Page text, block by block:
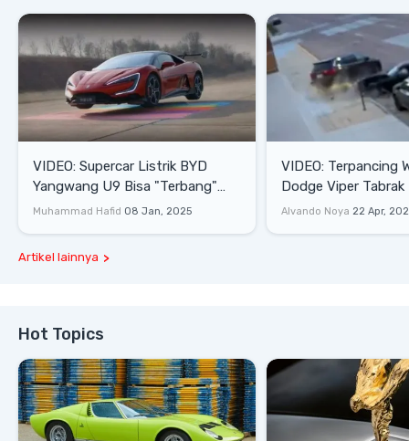
VIDEO: Supercar Listrik BYD
Yangwang U9 Bisa "Terbang"
Lewati Rintangan
Muhammad Hafid 08 Jan, 2025
VIDEO: Terpancing
Dodge Viper Tabrak
Saat Burnout
Alvando Noya 22 Apr,
Artikel lainnya
Hot Topics